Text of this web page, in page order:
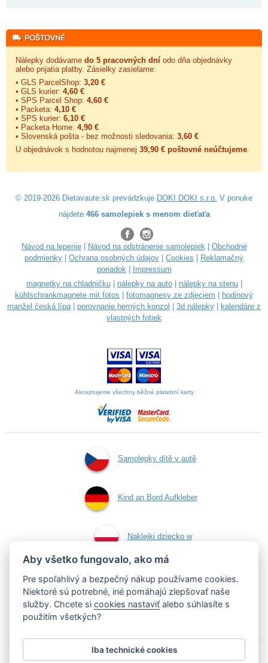
Nálepky dodávame do 5 pracovných dní odo dňa objednávky
alebo prijatia platby. Zásielky zasielame:
• GLS ParcelShop: 3,20 €
• GLS kurier: 4,60 €
• SPS Parcel Shop: 4,60 €
• Packeta: 4,10 €
• SPS kurier: 6,10 €
• Packeta Home: 4,90 €
• Slovenská pošta - bez možnosti sledovania: 3,60 €
U objednávok s hodnotou najmenej 39,90 € poštovné neúčtujeme.
© 2019-2026 Dietavaute.sk prevádzkuje DOKI DOKI s.r.o. V ponuke
nájdete 466 samolepiek s menom dieťaťa
Návod na lepenie| Návod na odstránenie samolepiek| Obchodné
podmienky
Ochrana osobných údajov Cookies
Reklamačný
poriadok|
Impressum
magnetky na chladničku| nálepky na auto| nálepky na stenu|
kühlschrankmagnete mit fotos
fotomagnesy ze zdjęciem
hodinový
manžel česká lípa| porovnanie herných konzol 3d nálepky
kalendáre z
vlastných fotiek
Akceptujeme všechny běžné platební karty
Samolepky dítě v autě
Kind an Bord Aufkleber
Naklejki dziecko w
aucie
Podľa zákona o evidencii tržieb je predávajúci povinný vystaviť
Aby všetko fungovalo, ako má
Pre spoľahlivý a bezpečný nákup používame cookies.
Niektoré sú potrebné, iné pomáhajú zlepšovať naše
služby. Chcete sicookies nastaviť alebo súhlasíte s
použitím všetkých?
Iba technické cookies